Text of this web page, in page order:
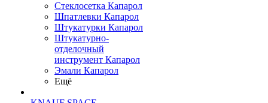
Cтеклосетка Капарол
Шпатлевки Капарол
Штукатурки Капарол
Штукатурно-
отделочный
инструмент Капарол
Эмали Капарол
Ещё